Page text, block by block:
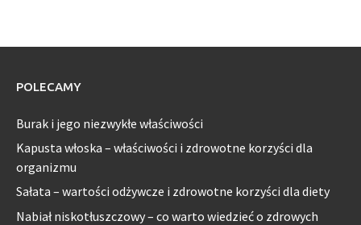
POLECAMY
Burak i jego niezwykłe właściwości
Kapusta włoska – właściwości i zdrowotne korzyści dla
organizmu
Sałata – wartości odżywcze i zdrowotne korzyści dla diety
Nabiał niskotłuszczowy – co warto wiedzieć o zdrowych